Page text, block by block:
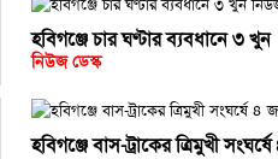
হবিগঞ্জে চার ঘণ্টার ব্যবধানে ৩ খুন
নিউজ ডেস্ক
হবিগঞ্জে বাস-ট্রাকের ত্রিমুখী